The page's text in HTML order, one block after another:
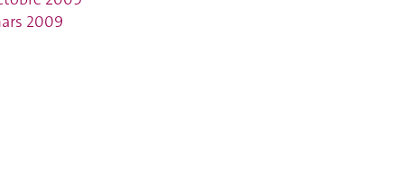
2009